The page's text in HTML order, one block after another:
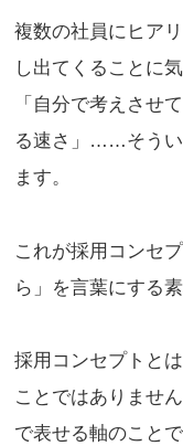
複数の社員にヒア
し出てくることに
「自分で考えさせ
る速さ」……そうい
ます。
これが採用コンセ
ら」を言葉にする素
採用コンセプトと
ことではありませ
で表せる軸のこと